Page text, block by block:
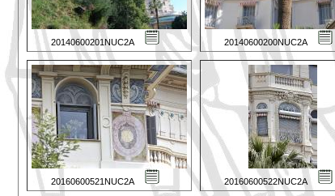
20140600201NUC2A 20140600200NUC2A
20160600521NUC2A 20160600522NUC2A